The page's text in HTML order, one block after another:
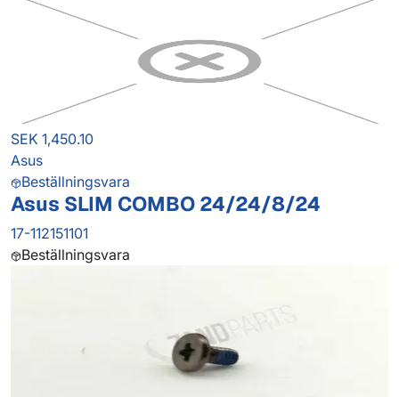
SEK 1,450.10
Asus
Beställningsvara
Asus SLIM COMBO 24/24/8/24
17-112151101
Beställningsvara